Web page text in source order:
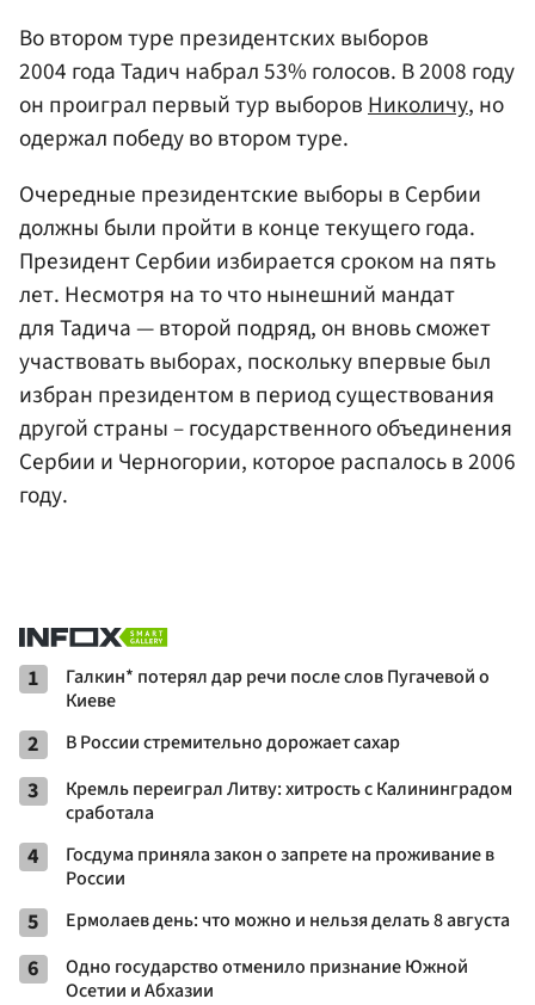
Во втором туре президентских выборов
2004 года Тадич набрал 53% голосов. В 2008 году
он проиграл первый тур выборовНиколичу, но
одержал победу во втором туре.
Очередные президентские выборы в Сербии
должны были пройти в конце текущего года.
Президент Сербии избирается сроком на пять
лет. Несмотря на то что нынешний мандат
для Тадича — второй подряд, он вновь сможет
участвовать выборах, поскольку впервые был
избран президентом в период существования
другой страны – государственного объединения
Сербии и Черногории, которое распалось в 2006
году.
1
Галкин* потерял дар речи после слов Пугачевой о
Киеве
2 В России стремительно дорожает сахар
3
Кремль переиграл Литву: хитрость с Калининградом
сработала
4
Госдума приняла закон о запрете на проживание в
России
5 Ермолаев день: что можно и нельзя делать 8 августа
6
Одно государство отменило признание Южной
Осетии и Абхазии